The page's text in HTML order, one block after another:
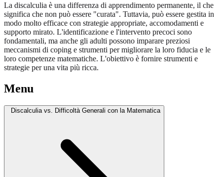
La discalculia è una differenza di apprendimento permanente, il che
significa che non può essere "curata". Tuttavia, può essere gestita in
modo molto efficace con strategie appropriate, accomodamenti e
supporto mirato. L'identificazione e l'intervento precoci sono
fondamentali, ma anche gli adulti possono imparare preziosi
meccanismi di coping e strumenti per migliorare la loro fiducia e le
loro competenze matematiche. L'obiettivo è fornire strumenti e
strategie per una vita più ricca.
Menu
Discalculia vs. Difficoltà Generali con la Matematica